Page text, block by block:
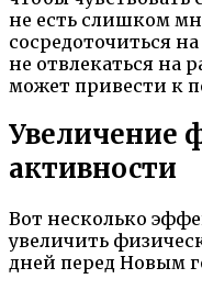
не есть слишком
сосредоточиться
не отвлекаться на
может привести к
Увеличение
активности
Вот несколько
увеличить
дней перед Новым